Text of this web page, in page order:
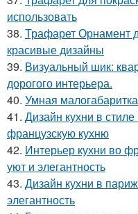
использовать
38. Трафарет Орнамент
красивые дизайны
39. Визуальный шик:
дорогого интерьера.
40. Умная
41. Дизайн кухни в
французскую кухню
42. Интерьер кухни во
уют и элегантность
43. Дизайн кухни в
элегантность